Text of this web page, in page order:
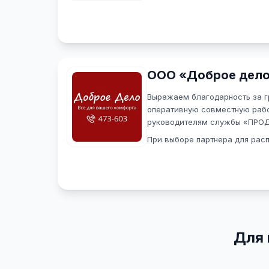
Надеемся на дальнейшее
Рекомендуем
для осуществления различных
ООО «Доброе
Выражаем благодарность за
оперативную совместную
руководителям службы
При выборе партнера для
агентств, однако общение с
могут быть сорваны сроки,
полном объеме.
приехала менеджер
заключен договор,
Для